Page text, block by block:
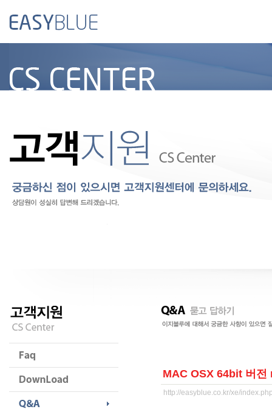
MAC OSX 64bit 버전
http://easyblue.co.kr/xe/